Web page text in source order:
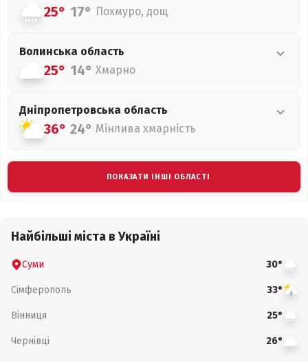
25° 17° Похмуро, дощ
Волинська область
25° 14° Хмарно
Дніпропетровська область
36° 24° Мінлива хмарність
ПОКАЗАТИ ІНШІ ОБЛАСТІ
Найбільші міста в Україні
Суми 30°
Сімферополь 33°
Вінниця 25°
Чернівці 26°